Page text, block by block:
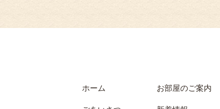
ホーム お部屋のご案内